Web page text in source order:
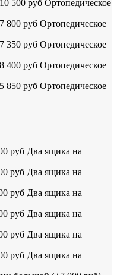
Ортопедическое
Ортопедическое
Ортопедическое
Ортопедическое
Ортопедическое
Два ящика на
Два ящика на
Два ящика на
Два ящика на
Два ящика на
Два ящика на